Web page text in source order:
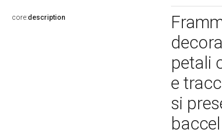
core:description
petali
e
si